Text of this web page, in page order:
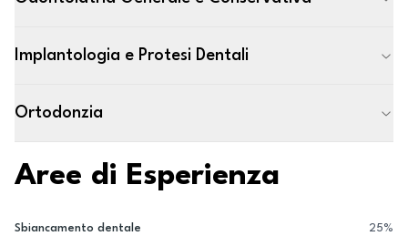
Implantologia e Protesi Dentali
Ortodonzia
Aree di Esperienza
Sbiancamento dentale 25%